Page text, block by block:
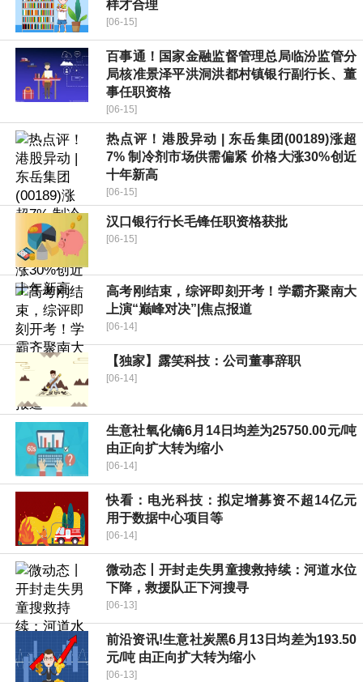
样才合理
[06-15]
百事通！国家金融监督管理总局临汾监管分
局核准景泽平洪洞洪都村镇银行副行长、董
事任职资格
[06-15]
热点评！港股异动 | 东岳集团(00189)涨超
7% 制冷剂市场供需偏紧 价格大涨30%创近
十年新高
[06-15]
汉口银行行长毛锋任职资格获批
[06-15]
高考刚结束，综评即刻开考！学霸齐聚南大
上演“巅峰对决”|焦点报道
[06-14]
【独家】露笑科技：公司董事辞职
[06-14]
生意社氧化镝6月14日均差为25750.00元/吨
由正向扩大转为缩小
[06-14]
快看：电光科技：拟定增募资不超14亿元
用于数据中心项目等
[06-14]
微动态丨开封走失男童搜救持续：河道水位
下降，救援队正下河搜寻
[06-13]
前沿资讯!生意社炭黑6月13日均差为193.50
元/吨 由正向扩大转为缩小
[06-13]